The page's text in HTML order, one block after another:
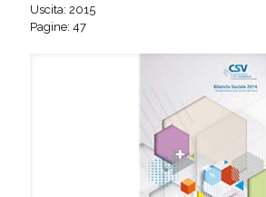
Uscita: 2015
Pagine: 47